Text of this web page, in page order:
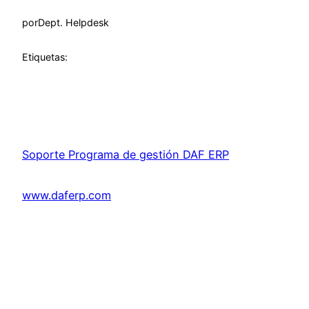
porDept. Helpdesk
Etiquetas:
Soporte Programa de gestión DAF ERP
www.daferp.com